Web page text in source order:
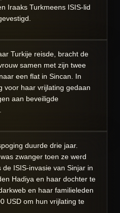
Iraaks Turkmeens ISIS-lid
Turkije reisde, bracht de
samen met zijn twee
een flat in Sincan. In
voor haar vrijlating gedaan
aan beveiligde
duurde drie jaar.
zwanger toen ze werd
ISIS-invasie van Sinjar in
Hadiya en haar dochter te
en haar familieleden
USD om hun vrijlating te